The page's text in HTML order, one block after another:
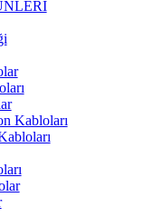
Kabloları